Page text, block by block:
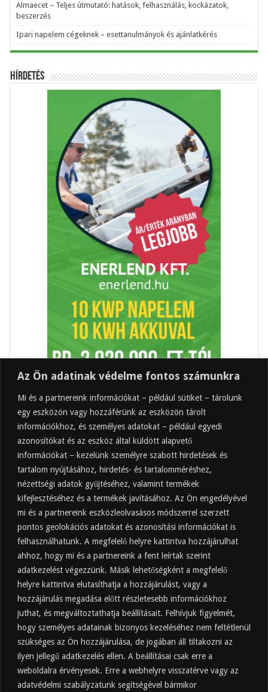
Az Ön adatinak védelme fontos számunkra
Mi és a partnereink információkat – például sütiket – tárolunk
egy eszközön vagy hozzáférünk az eszközön tárolt
információkhoz, és személyes adatokat – például egyedi
azonosítókat és az eszköz által küldött alapvető
információkat – kezelünk személyre szabott hirdetések és
tartalom nyújtásához, hirdetés- és tartalomméréshez,
nézettségi adatok gyűjtéséhez, valamint termékek
kifejlesztéséhez és a termékek javításához. Az Ön engedélyével
mi és a partnereink eszközleolvasásos módszerrel szerzett
pontos geolokációs adatokat és azonosítási információkat is
felhasználhatunk. A megfelelő helyre kattintva hozzájárulhat
ahhoz, hogy mi és a partnereink a fent leírtak szerint
adatkezelést végezzünk. Másik lehetőségként a megfelelő
helyre kattintva elutasíthatja a hozzájárulást, vagy a
hozzájárulás megadása előtt részletesebb információkhoz
juthat, és megváltoztathatja beállításait. Felhívjuk figyelmét,
hogy személyes adatainak bizonyos kezeléséhez nem feltétlenül
szükséges az Ön hozzájárulása, de jogában áll tiltakozni az
ilyen jellegű adatkezelés ellen. A beállításai csak erre a
weboldalra érvényesek. Erre a webhelyre visszatérve vagy az
adatvédelmi szabályzatunk segítségével bármikor
Almaecet – Teljes útmutató: hatások, felhasználás, kockázatok,
beszerzés
Ipari napelem cégeknek – esettanulmányok és ajánlatkérés
Hírdetés
Felkapott
Almaecet mire jó? 21 gyakori felhasználási
terület
2025.10.31.
Almaecet fogyasztása: mikor, mennyit, mivel
hígítva?
2025.10.30.
Almaecet hatása a szervezetre –
Mit mond a kutatás?
2025.10.15.
Almaecet – Teljes útmutató:
hatások, felhasználás, kockázatok,
beszerzés
2025.10.14.
Ipari napelem cégeknek – esettanulmányok és